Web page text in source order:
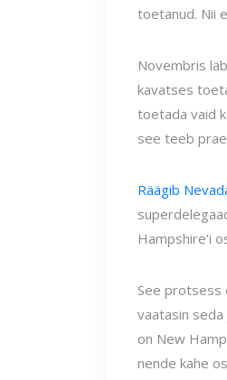
toetanud. Nii
Novembris
kavatses
toetada vaid
see teeb
Räägib
Hampshire'i
See protsess
vaatasin
on New
nende kahe